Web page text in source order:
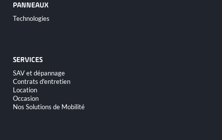
PANNEAUX
Aller
au
Technologies
SERVICES
Aller
au
contenu
SAV et dépannage
Contrats d'entretien
Location
Occasion
Nos Solutions de Mobilité